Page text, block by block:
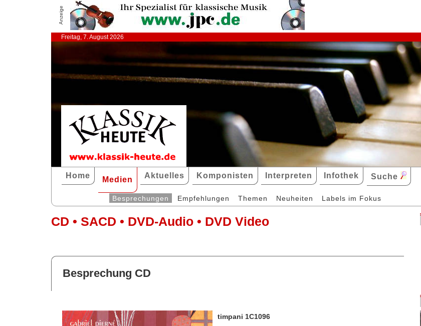
Anzeige
Freitag, 7. August 2026
Home Medien Aktuelles Komponisten Interpreten Infothek Suche
Besprechungen Empfehlungen Themen Neuheiten Labels im Fokus
CD • SACD • DVD-Audio • DVD Video
Besprechung CD
timpani 1C1096